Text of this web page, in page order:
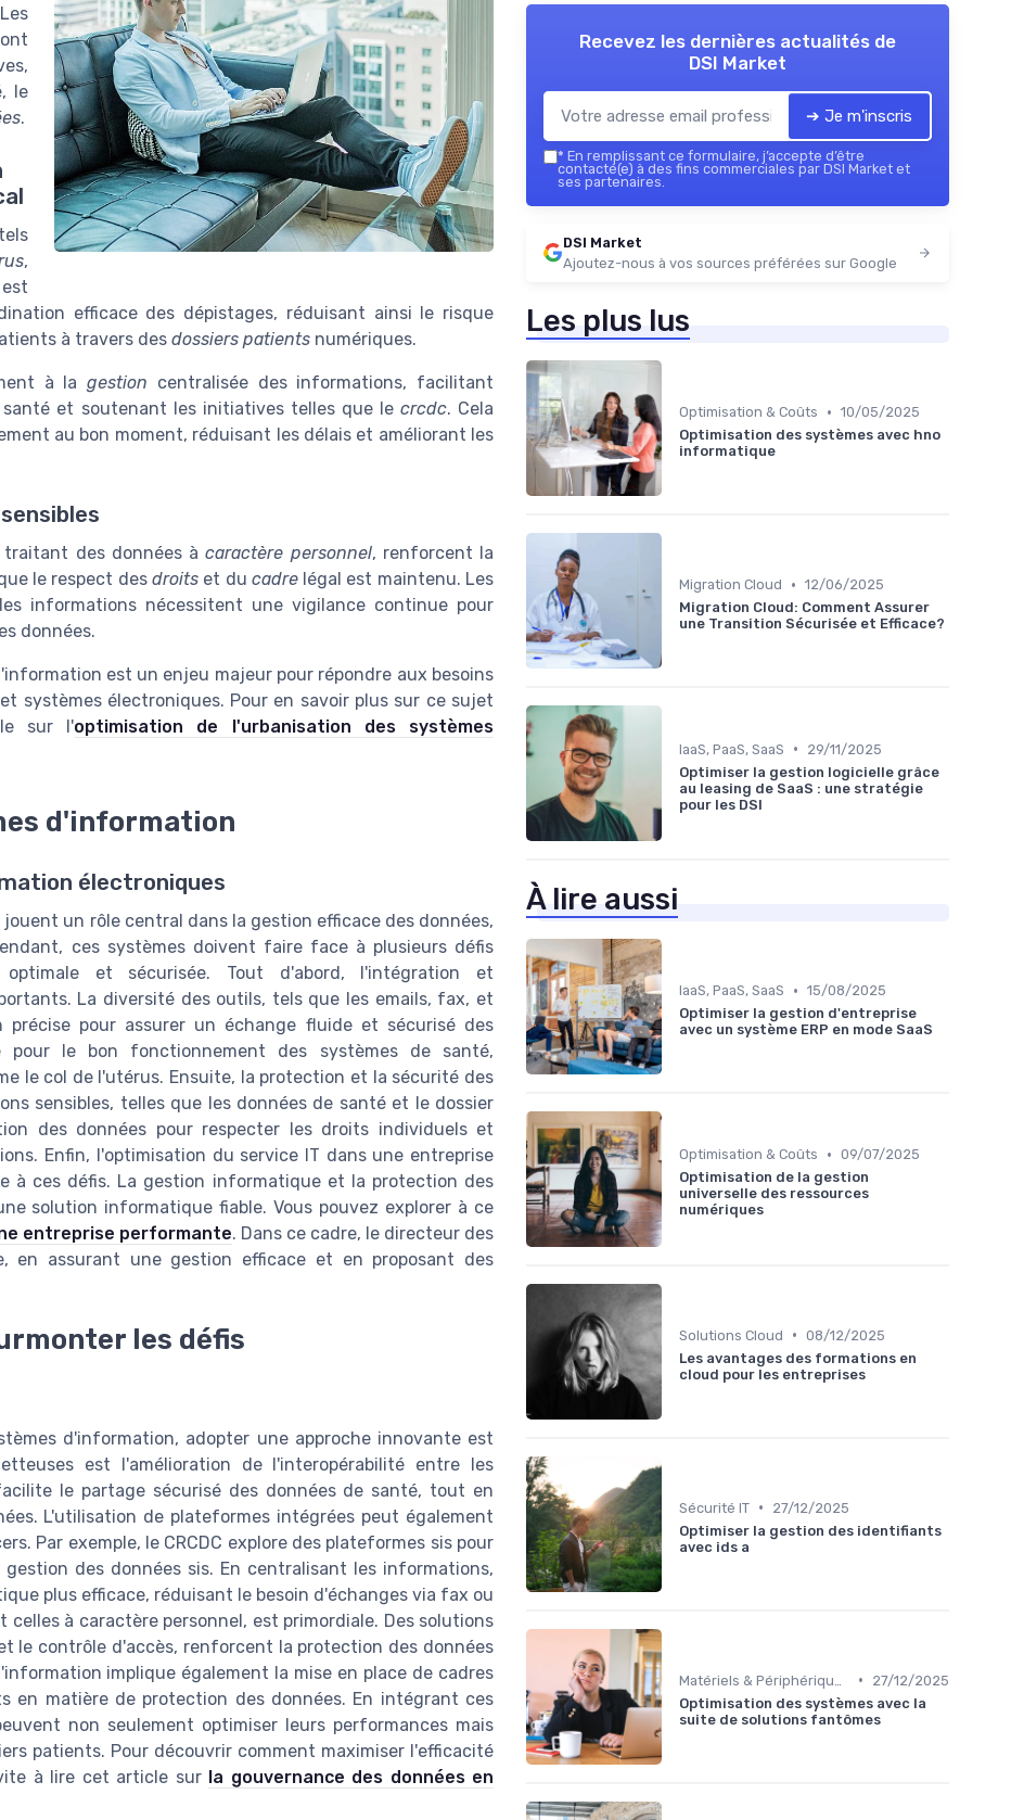
le
.
,
efficace des dépistages, réduisant ainsi le risque
à travers des dossiers patients numériques.
à la gestion centralisée des informations, facilitant
et soutenant les initiatives telles que le crcdc. Cela
au bon moment, réduisant les délais et améliorant les
traitant des données àcaractère personnel, renforcent la
le respect des droitset du cadrelégal est maintenu. Les
informations nécessitent une vigilance continue pour
données.
est un enjeu majeur pour répondre aux besoins
systèmes électroniques. Pour en savoir plus sur ce sujet
sur l'optimisation de l'urbanisation des systèmes
d'information
électroniques
un rôle central dans la gestion efficace des données,
ces systèmes doivent faire face à plusieurs défis
et sécurisée. Tout d'abord, l'intégration et
La diversité des outils, tels que les emails, fax, et
précise pour assurer un échange fluide et sécurisé des
pour le bon fonctionnement des systèmes de santé,
le col de l'utérus. Ensuite, la protection et la sécurité des
sensibles, telles que les données de santé et le dossier
des données pour respecter les droits individuels et
Enfin, l'optimisation du service IT dans une entreprise
à ces défis. La gestion informatique et la protection des
solution informatique fiable. Vous pouvez explorer à ce
entreprise performante. Dans ce cadre, le directeur des
en assurant une gestion efficace et en proposant des
les défis
d'information, adopter une approche innovante est
est l'amélioration de l'interopérabilité entre les
le partage sécurisé des données de santé, tout en
L'utilisation de plateformes intégrées peut également
Par exemple, le CRCDC explore des plateformes sis pour
des données sis. En centralisant les informations,
plus efficace, réduisant le besoin d'échanges via fax ou
à caractère personnel, est primordiale. Des solutions
le contrôle d'accès, renforcent la protection des données
implique également la mise en place de cadres
en matière de protection des données. En intégrant ces
non seulement optimiser leurs performances mais
patients. Pour découvrir comment maximiser l'efficacité
à lire cet article sur la gouvernance des données en
Recevez les dernières actualités de
DSI Market
➔ Je m'inscris
* En remplissant ce formulaire, j’accepte d’être
contacté(e) à des fins commerciales par DSI Market et
ses partenaires.
DSI Market
Ajoutez-nous à vos sources préférées sur Google
Les plus lus
Optimisation & Coûts • 10/05/2025
Optimisation des systèmes avec hno
informatique
Migration Cloud • 12/06/2025
Migration Cloud: Comment Assurer
une Transition Sécurisée et Efficace?
IaaS, PaaS, SaaS •
29/11/2025
Optimiser la gestion logicielle grâce
au leasing de SaaS : une stratégie
pour les DSI
À lire aussi
IaaS, PaaS, SaaS • 15/08/2025
Optimiser la gestion d'entreprise
avec un système ERP en mode SaaS
Optimisation & Coûts • 09/07/2025
Optimisation de la gestion
universelle des ressources
numériques
Solutions Cloud • 08/12/2025
Les avantages des formations en
cloud pour les entreprises
Sécurité IT •
27/12/2025
Optimiser la gestion des identifiants
avec ids a
•
27/12/2025
Optimisation des systèmes avec la
suite de solutions fantômes